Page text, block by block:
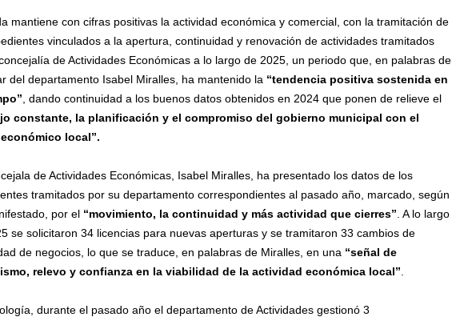
mantiene con cifras positivas la actividad económica y comercial, con la tramitación de
vinculados a la apertura, continuidad y renovación de actividades tramitados
de Actividades Económicas a lo largo de 2025, un periodo que, en palabras de
del departamento Isabel Miralles, ha mantenido la “tendencia positiva sostenida en
, dando continuidad a los buenos datos obtenidos en 2024 que ponen de relieve el
constante, la planificación y el compromiso del gobierno municipal con el
local”.
de Actividades Económicas, Isabel Miralles, ha presentado los datos de los
tramitados por su departamento correspondientes al pasado año, marcado, según
por el “movimiento, la continuidad y más actividad que cierres” . A lo largo
se solicitaron 34 licencias para nuevas aperturas y se tramitaron 33 cambios de
de negocios, lo que se traduce, en palabras de Miralles, en una “señal de
relevo y confianza en la viabilidad de la actividad económica local”
durante el pasado año el departamento de Actividades gestionó 3